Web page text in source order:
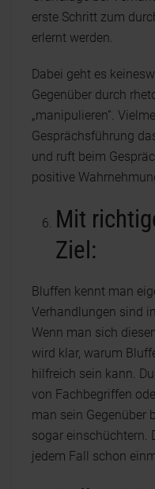
erste Schritt zum
erlernt werden.
Dabei geht es
Gegenüber durch
„manipulieren“.
Gesprächsführung
und ruft beim
positive
Mit
Ziel:
Bluffen kennt man
Verhandlungen sind
Wenn man sich
wird klar, warum
hilfreich sein kann.
von Fachbegriffen
man sein Gegenüber
sogar einschüchtern.
jedem Fall schon